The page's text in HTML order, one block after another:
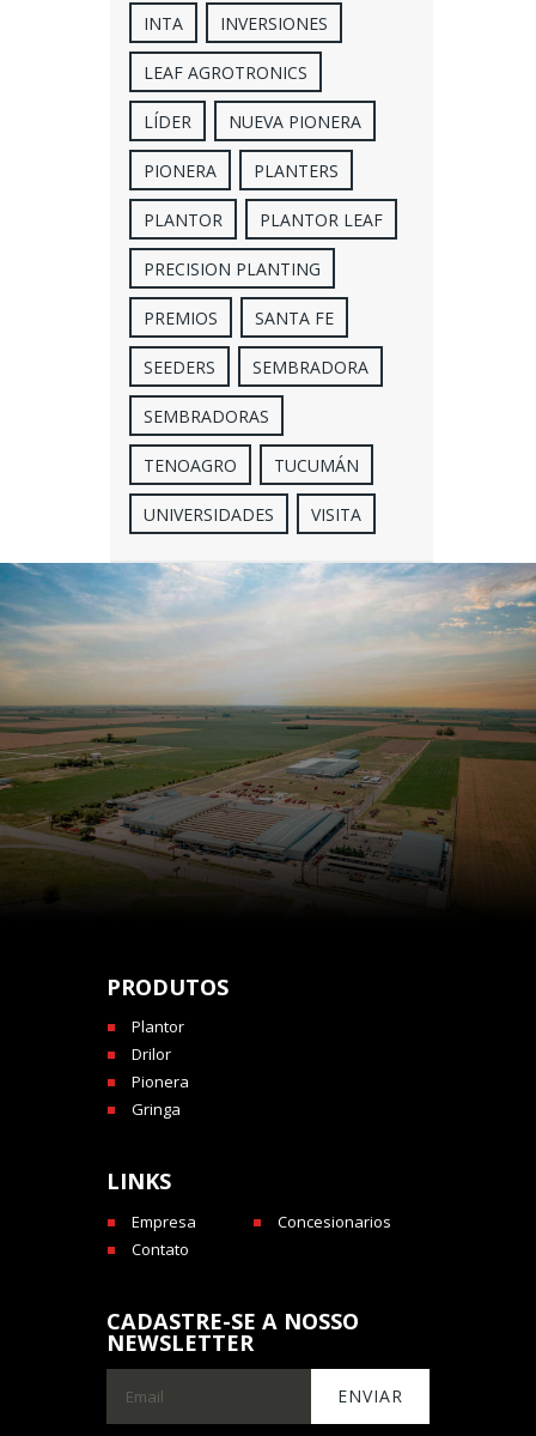
INTA INVERSIONES
LEAF AGROTRONICS
LÍDER NUEVA PIONERA
PIONERA PLANTERS
PLANTOR PLANTOR LEAF
PRECISION PLANTING
PREMIOS SANTA FE
SEEDERS SEMBRADORA
SEMBRADORAS
TENOAGRO TUCUMÁN
UNIVERSIDADES VISITA
PRODUTOS
Plantor
Drilor
Pionera
Gringa
LINKS
Empresa
Concesionarios
Contato
CADASTRE-SE A NOSSO
NEWSLETTER